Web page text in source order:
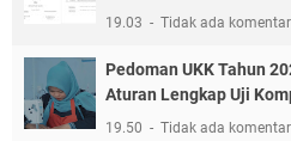
19.03 Tidak ada komentar
Pedoman UKK Tahun
Aturan Lengkap Uji
19.50 Tidak ada komentar